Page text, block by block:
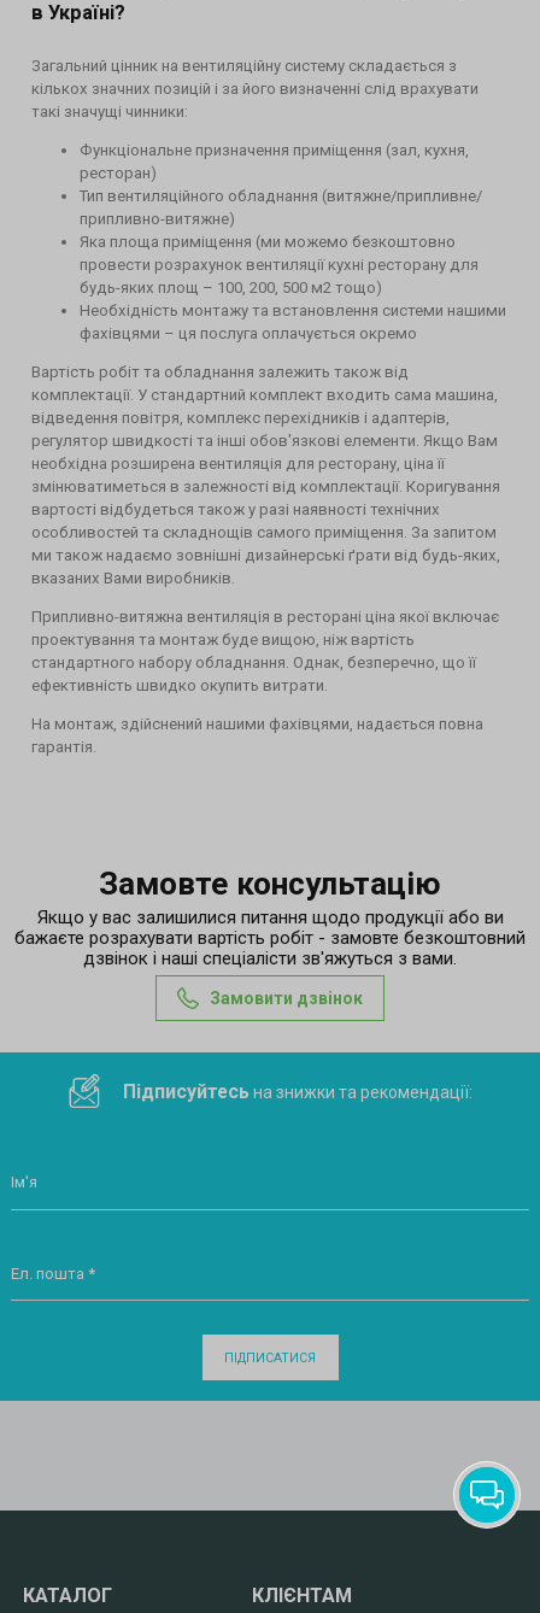
в Україні?
Загальний цінник на вентиляційну систему складається з
кількох значних позицій і за його визначенні слід врахувати
такі значущі чинники:
Функціональне призначення приміщення (зал, кухня,
ресторан)
Тип вентиляційного обладнання (витяжне/припливне/
припливно-витяжне)
Яка площа приміщення (ми можемо безкоштовно
провести розрахунок вентиляції кухні ресторану для
будь-яких площ – 100, 200, 500 м2 тощо)
Необхідність монтажу та встановлення системи нашими
фахівцями – ця послуга оплачується окремо
Вартість робіт та обладнання залежить також від
комплектації. У стандартний комплект входить сама машина,
відведення повітря, комплекс перехідників і адаптерів,
регулятор швидкості та інші обов'язкові елементи. Якщо Вам
необхідна розширена вентиляція для ресторану, ціна її
змінюватиметься в залежності від комплектації. Коригування
вартості відбудеться також у разі наявності технічних
особливостей та складнощів самого приміщення. За запитом
ми також надаємо зовнішні дизайнерські ґрати від будь-яких,
вказаних Вами виробників.
Припливно-витяжна вентиляція в ресторані ціна якої включає
проектування та монтаж буде вищою, ніж вартість
стандартного набору обладнання. Однак, безперечно, що її
ефективність швидко окупить витрати.
На монтаж, здійснений нашими фахівцями, надається повна
гарантія.
Замовте консультацію
Якщо у вас залишилися питання щодо продукції або ви
бажаєте розрахувати вартість робіт - замовте безкоштовний
дзвінок і наші спеціалісти зв'яжуться з вами.
Замовити дзвінок
Підписуйтесьна знижки та рекомендації:
Ім'я
Ел. пошта *
ПІДПИСАТИСЯ
КАТАЛОГ КЛІЄНТАМ